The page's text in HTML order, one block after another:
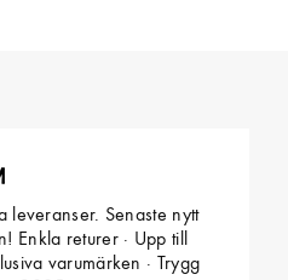
leveranser. Senaste nytt
Enkla returer · Upp till
varumärken · Trygg